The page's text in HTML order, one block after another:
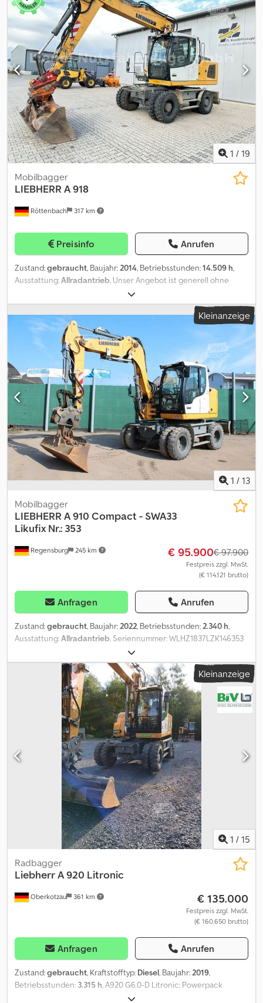
Wenden Sie sich an Philip Müller , , p-), um weitere Informationen
zu erhalten.----Information in English Additional options and
accessories * 3rd hydr. circuit * Battery disconnector * Forks *
Quick coupler More information Type of fuel: Diesel Power: 48 kW
(65 HP) Make of engine: Yanmar Rental currency: EUR Please
contact Philip Müller , , p-) for more information
1 / 19
Röttenbach 317 km
Mobilbagger
LIEBHERR A 918
Preisinfo Anrufen
Zustand:gebraucht, Baujahr:2014, Betriebsstunden:14.509 h,
Ausstattung:Allradantrieb, Unser Angebot ist generell ohne
HU/AU/SP-Abnahme und Kennzeichen Irrtum und
Zwischenverkauf vorbehalten Besichtigung nur mit Termin
möglich WhatsApp-Anfragen werden nicht beantwortet
Djdpfxjvpc Rre Acmskr
Kleinanzeige
1 / 13
Regensburg 245 km
Mobilbagger
LIEBHERR A 910 Compact - SWA33
Likufix Nr.: 353
€ 95.900€ 97.900
Festpreis zzgl. MwSt.
(€ 114.121 brutto)
Anfragen Anrufen
Zustand:gebraucht, Baujahr:2022, Betriebsstunden:2.340 h,
Ausstattung:Allradantrieb, Seriennummer: WLHZ1837LZK146353
Betriebsgewicht: 12.800 kg Betriebsstunden: ca. 2.340 h
Klimaautomatik Sitzheizung Rückraum- und Seitenüberwachung
mit Kamera Maschinenbreite: ca. 2.500 mm Abstützschild geteilt
Dsdpfx Aeyul Rcjcmokr Verstellausleger 2.100 mm Löffelstiel 1.850
mm Zentralschmieranlage Anbaugeräte: Schnellwechsler SWA33
Likufix Schwenklöffel - Graubräumlöffel - 1.800 mm Änderungen,
Zwischenverkauf und Irrtümer sind ausdrücklich vorbehalten. Die
Beschreibung dient der allgemeinen Identifizierung des
Fahrzeuges und stellt keine Gewährleistung im kaufrechtlichen
Sinne dar. Ausschlaggebend ist die Beschreibung gemäß
Kaufvertrag. Unser Angebot ist generell ohne neue TÜV-
Abnahme. Falls neue TÜV-Abnahme erwünscht, unterbreiten wir
Ihnen gerne ein Angebot unserer Partnerwerkstätten! Fahrzeug
kann mit Werbung beklebt und/oder beschriftet sein. Es gelten
unsere allgemeinen Liefer- und Zahlungsbedingungen.
Kleinanzeige
1 / 15
Oberkotzau 361 km
Radbagger
LiebherrA 920 Litronic
€ 135.000
Festpreis zzgl. MwSt.
(€ 160.650 brutto)
Anfragen Anrufen
Zustand:gebraucht, Kraftstofftyp: Diesel, Baujahr:2019,
Betriebsstunden: 3.315 h, A920 G6.0-D Litronic; Powerpack
Abgasstufe IV; Rohrbruchsicherung Stielzylinder; LIDAT Hardware;